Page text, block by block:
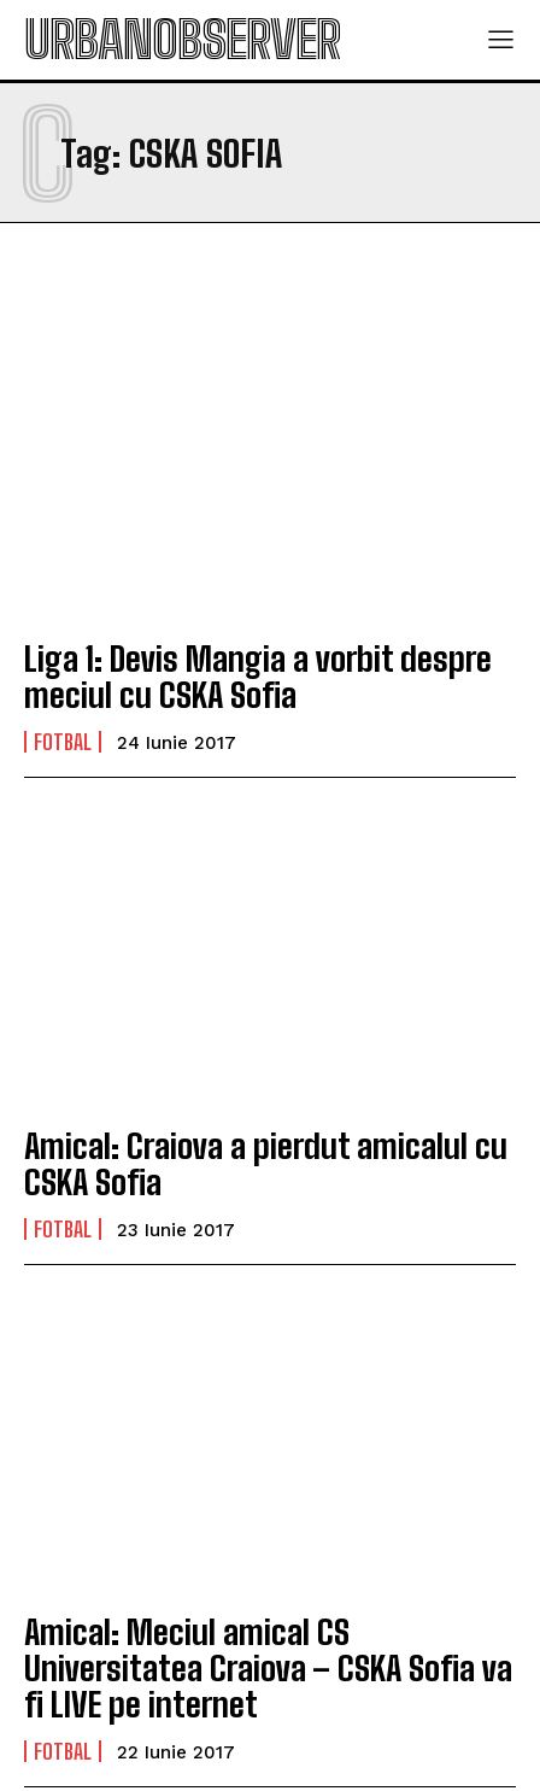
URBANOBSERVER
Tag: CSKA SOFIA
C
Liga 1: Devis Mangia a vorbit despre
meciul cu CSKA Sofia
FOTBAL 24 Iunie 2017
Amical: Craiova a pierdut amicalul cu
CSKA Sofia
FOTBAL 23 Iunie 2017
Amical: Meciul amical CS
Universitatea Craiova – CSKA Sofia va
fi LIVE pe internet
FOTBAL 22 Iunie 2017